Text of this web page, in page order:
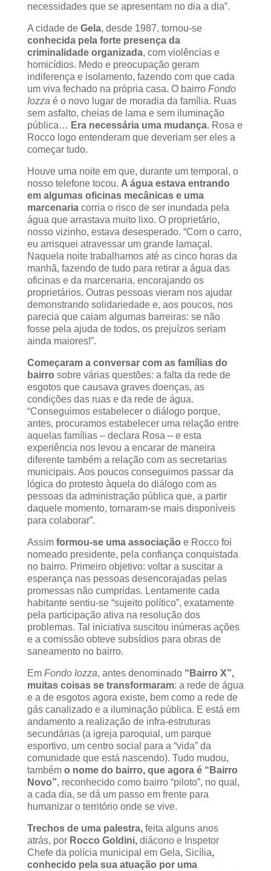
necessidades que se apresentam no dia a dia”.
A cidade de Gela, desde 1987, tornou-se
conhecida pela forte presença da
criminalidade organizada, com violências e
homicídios. Medo e preocupação geram
indiferença e isolamento, fazendo com que cada
um viva fechado na própria casa. O bairro Fondo
Iozza é o novo lugar de moradia da família. Ruas
sem asfalto, cheias de lama e sem iluminação
pública… Era necessária uma mudança. Rosa e
Rocco logo entenderam que deveriam ser eles a
começar tudo.
Houve uma noite em que, durante um temporal, o
nosso telefone tocou. A água estava entrando
em algumas oficinas mecânicas e uma
marcenariacorria o risco de ser inundada pela
água que arrastava muito lixo. O proprietário,
nosso vizinho, estava desesperado. “Com o carro,
eu arrisquei atravessar um grande lamaçal.
Naquela noite trabalhamos até as cinco horas da
manhã, fazendo de tudo para retirar a água das
oficinas e da marcenaria, encorajando os
proprietários. Outras pessoas vieram nos ajudar
demonstrando solidariedade e, aos poucos, nos
parecia que caiam algumas barreiras: se não
fosse pela ajuda de todos, os prejuízos seriam
ainda maiores!”.
Começaram a conversar com as famílias do
bairro sobre várias questões: a falta da rede de
esgotos que causava graves doenças, as
condições das ruas e da rede de água.
“Conseguimos estabelecer o diálogo porque,
antes, procuramos estabelecer uma relação entre
aquelas famílias – declara Rosa – e esta
experiência nos levou a encarar de maneira
diferente também a relação com as secretarias
municipais. Aos poucos conseguimos passar da
lógica do protesto àquela do diálogo com as
pessoas da administração pública que, a partir
daquele momento, tornaram-se mais disponíveis
para colaborar”.
Assim formou-se uma associação e Rocco foi
nomeado presidente, pela confiança conquistada
no bairro. Primeiro objetivo: voltar a suscitar a
esperança nas pessoas desencorajadas pelas
promessas não cumpridas. Lentamente cada
habitante sentiu-se “sujeito político”, exatamente
pela participação ativa na resolução dos
problemas. Tal iniciativa suscitou inúmeras ações
e a comissão obteve subsídios para obras de
saneamento no bairro.
Em Fondo Iozza, antes denominado “Bairro X”,
muitas coisas se transformaram: a rede de água
e a de esgotos agora existe, bem como a rede de
gás canalizado e a iluminação pública. E está em
andamento a realização de infra-estruturas
secundárias (a igreja paroquial, um parque
esportivo, um centro social para a “vida” da
comunidade que está nascendo). Tudo mudou,
também o nome do bairro, que agora é “Bairro
Novo”, reconhecido como bairro “piloto”, no qual,
a cada dia, se dá um passo em frente para
humanizar o território onde se vive.
Trechos de uma palestra,feita alguns anos
atrás, por Rocco Goldini,diácono e Inspetor
Chefe da polícia municipal em Gela, Sicília,
conhecido pela sua atuação por uma